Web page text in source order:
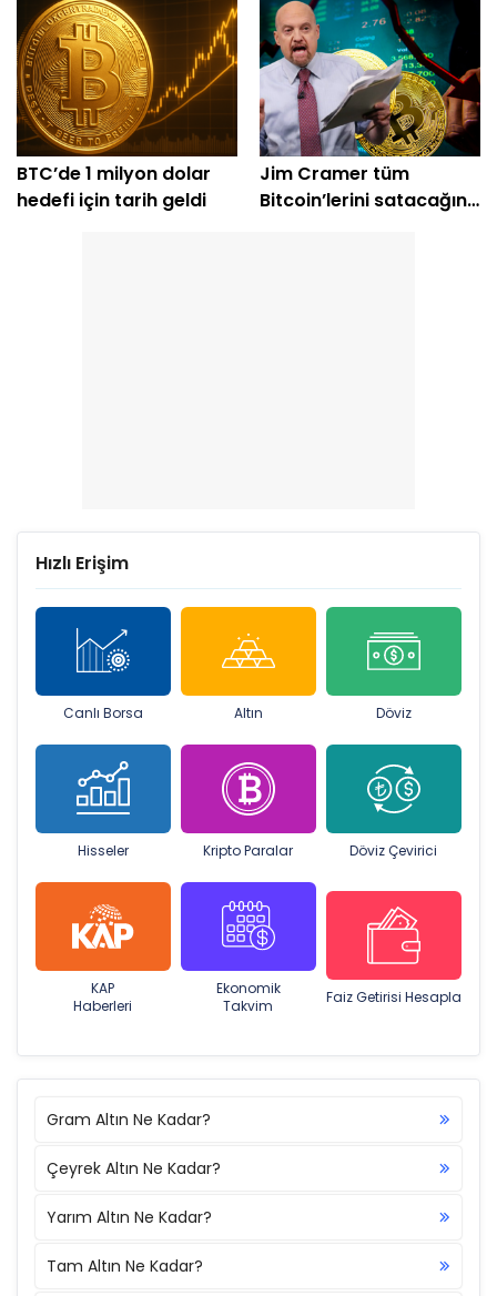
BTC’de 1 milyon dolar
hedefi için tarih geldi
Jim Cramer tüm
Bitcoin’lerini satacağını
Hızlı Erişim
Canlı Borsa Altın Döviz
Hisseler Kripto Paralar Döviz Çevirici
KAP
Haberleri
Ekonomik
Takvim
Faiz Getirisi Hesapla
Gram Altın Ne Kadar?
Çeyrek Altın Ne Kadar?
Yarım Altın Ne Kadar?
Tam Altın Ne Kadar?